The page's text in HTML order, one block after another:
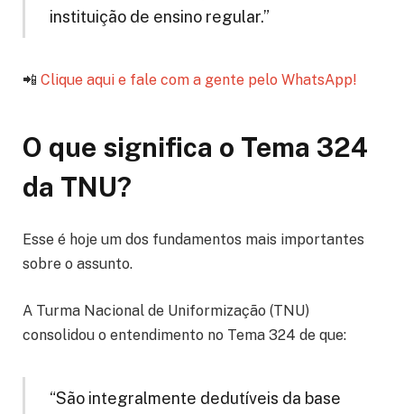
instituição de ensino regular.”
📲 Clique aqui e fale com a gente pelo WhatsApp!
O que significa o Tema 324
da TNU?
Esse é hoje um dos fundamentos mais importantes
sobre o assunto.
A Turma Nacional de Uniformização (TNU)
consolidou o entendimento no Tema 324 de que:
“São integralmente dedutíveis da base